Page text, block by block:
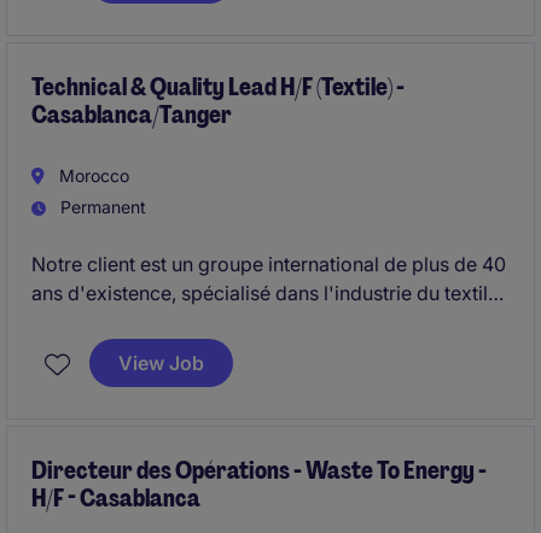
commerciale, il recrute un(e) Directeur Commercial
basé à Casablanca.
Technical & Quality Lead H/F (Textile) -
Casablanca/Tanger
Morocco
Permanent
Notre client est un groupe international de plus de 40
ans d'existence, spécialisé dans l'industrie du textile
de retail à l'échelle mondiale. Il propose des
solutions complètes (end-to-end) à ses clients à
Nous recrutons aujourd'hui un(e) Quality & Technical
Manager (H/F) pour un poste basé à Casablanca ou
View Job
Directeur des Opérations - Waste To Energy -
H/F - Casablanca